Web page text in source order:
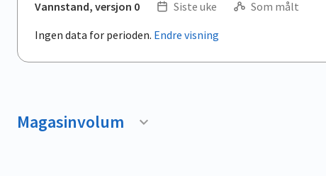
Vannstand, versjon 0 Siste uke
Som målt
Ingen data for perioden. Endre visning
Magasinvolum